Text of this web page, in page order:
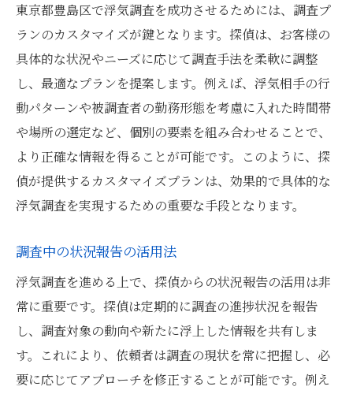
東京都豊島区で浮気調査を成功させるためには、調査プ
ランのカスタマイズが鍵となります。探偵は、お客様の
具体的な状況やニーズに応じて調査手法を柔軟に調整
し、最適なプランを提案します。例えば、浮気相手の行
動パターンや被調査者の勤務形態を考慮に入れた時間帯
や場所の選定など、個別の要素を組み合わせることで、
より正確な情報を得ることが可能です。このように、探
偵が提供するカスタマイズプランは、効果的で具体的な
浮気調査を実現するための重要な手段となります。
調査中の状況報告の活用法
浮気調査を進める上で、探偵からの状況報告の活用は非
常に重要です。探偵は定期的に調査の進捗状況を報告
し、調査対象の動向や新たに浮上した情報を共有しま
す。これにより、依頼者は調査の現状を常に把握し、必
要に応じてアプローチを修正することが可能です。例え